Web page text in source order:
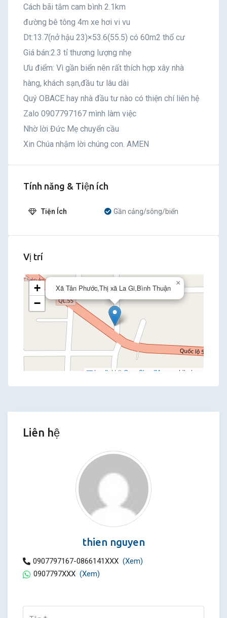
Cách bãi tắm cam bình 2.1km
đường bê tông 4m xe hơi vi vu
Dt:13.7(nở hậu 23)×53.6(55.5) có 60m2 thổ cư
Giá bán:2.3 tỉ thương lượng nhẹ
Ưu điểm: Vì gần biển nên rất thích hợp xây nhà
hàng, khách sạn,đầu tư lâu dài
Quý OBACE hay nhà đầu tư nào có thiện chí liên hệ
Zalo 0907797167 mình làm việc
Nhờ lời Đức Mẹ chuyển cầu
Xin Chúa nhậm lời chúng con. AMEN
Tính năng & Tiện ích
Tiện Ích Gần cảng/sông/biển
Vị trí
Xã Tân Phước,Thị xã La Gi,Bình Thuận
×
+
−
Leaflet | © OpenStreetMap contributors
Liên hệ
thien nguyen
0907797167-0866141XXX (Xem)
0907797XXX (Xem)